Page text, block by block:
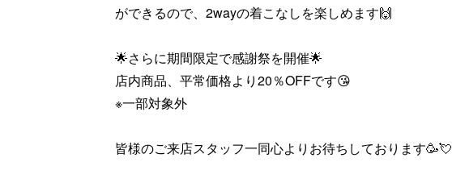
ができるので、2wayの着こなしを楽しめます🙌
🌟さらに期間限定で感謝祭を開催🌟
店内商品、平常価格より20％OFFです😘
※一部対象外
皆様のご来店スタッフ一同心よりお待ちしております🥳💘